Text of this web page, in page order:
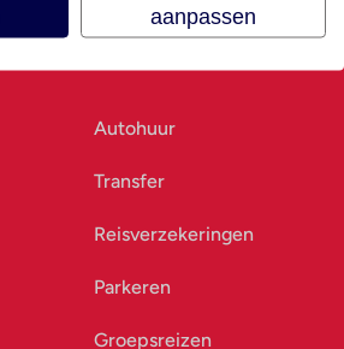
Autohuur
Transfer
Reisverzekeringen
Parkeren
Groepsreizen
aanpassen